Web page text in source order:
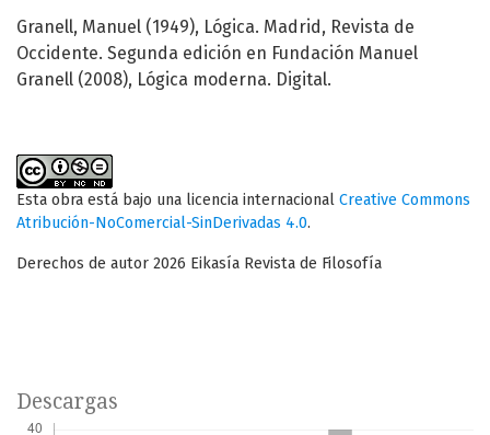
Granell, Manuel (1949), Lógica. Madrid, Revista de
Occidente. Segunda edición en Fundación Manuel
Granell (2008), Lógica moderna. Digital.
Esta obra está bajo una licencia internacional Creative Commons
Atribución-NoComercial-SinDerivadas 4.0.
Derechos de autor 2026 Eikasía Revista de Filosofía
Descargas